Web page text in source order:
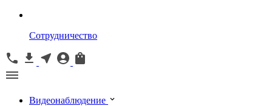
Сотрудничество
Видеонаблюдение